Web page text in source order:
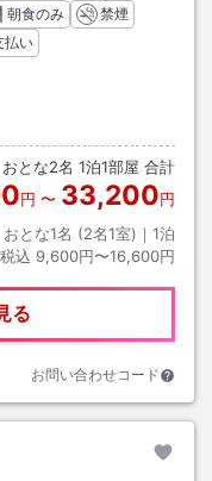
朝食のみ
禁煙
払い
おとな2名 1泊1部屋 合計
円 〜 33,200円
おとな1名 (2名1室)｜ 1泊
税込 9,600円〜16,600円
る
お問い合わせコード